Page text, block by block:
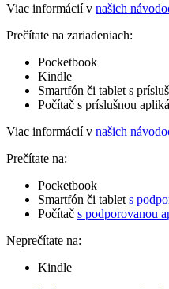
Viac informácií v našich
Prečítate na zariadeniach:
Pocketbook
Kindle
Smartfón či tablet s
Počítač s príslušnou
Viac informácií v našich
Prečítate na:
Pocketbook
Smartfón či tablet s
Počítač s podporovanou
Neprečítate na:
Kindle